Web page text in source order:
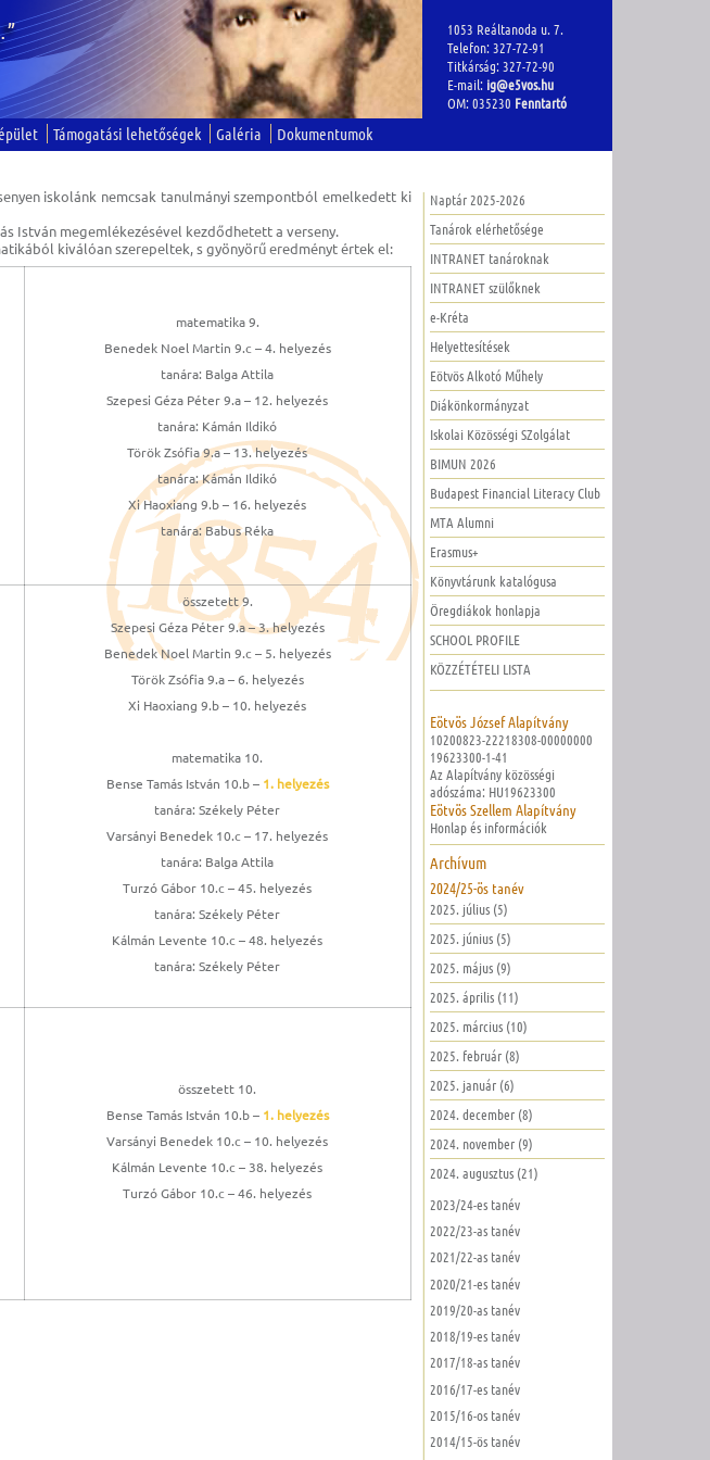
1053 Reáltanoda u. 7.
Telefon: 327-72-91
Titkárság: 327-72-90
E-mail: ig@e5vos.hu
OM: 035230 Fenntartó
Támogatási lehetőségek Galéria Dokumentumok
iskolánk nemcsak tanulmányi szempontból emelkedett ki
István megemlékezésével kezdődhetett a verseny.
kiválóan szerepeltek, s gyönyörű eredményt értek el:
matematika 9.
Benedek Noel Martin 9.c – 4. helyezés
tanára: Balga Attila
Szepesi Géza Péter 9.a – 12. helyezés
tanára: Kámán Ildikó
Török Zsófia 9.a – 13. helyezés
tanára: Kámán Ildikó
Xi Haoxiang 9.b – 16. helyezés
tanára: Babus Réka
összetett 9.
Szepesi Géza Péter 9.a – 3. helyezés
Benedek Noel Martin 9.c – 5. helyezés
Török Zsófia 9.a – 6. helyezés
Xi Haoxiang 9.b – 10. helyezés
matematika 10.
Bense Tamás István 10.b – 1. helyezés
tanára: Székely Péter
Varsányi Benedek 10.c – 17. helyezés
tanára: Balga Attila
Turzó Gábor 10.c – 45. helyezés
tanára: Székely Péter
Kálmán Levente 10.c – 48. helyezés
tanára: Székely Péter
összetett 10.
Bense Tamás István 10.b – 1. helyezés
Varsányi Benedek 10.c – 10. helyezés
Kálmán Levente 10.c – 38. helyezés
Turzó Gábor 10.c – 46. helyezés
Naptár 2025-2026
Tanárok elérhetősége
INTRANET tanároknak
INTRANET szülőknek
e-Kréta
Helyettesítések
Eötvös Alkotó Műhely
Diákönkormányzat
Iskolai Közösségi SZolgálat
BIMUN 2026
Budapest Financial Literacy Club
MTA Alumni
Erasmus+
Könyvtárunk katalógusa
Öregdiákok honlapja
SCHOOL PROFILE
KÖZZÉTÉTELI LISTA
Eötvös József Alapítvány
10200823-22218308-00000000
19623300-1-41
Az Alapítvány közösségi
adószáma: HU19623300
Eötvös Szellem Alapítvány
Honlap és információk
Archívum
2024/25-ös tanév
2025. július (5)
2025. június (5)
2025. május (9)
2025. április (11)
2025. március (10)
2025. február (8)
2025. január (6)
2024. december (8)
2024. november (9)
2024. augusztus (21)
2023/24-es tanév
2022/23-as tanév
2021/22-as tanév
2020/21-es tanév
2019/20-as tanév
2018/19-es tanév
2017/18-as tanév
2016/17-es tanév
2015/16-os tanév
2014/15-ös tanév